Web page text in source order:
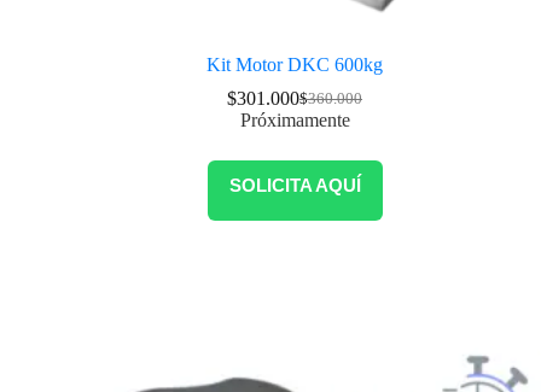
Kit Motor DKC 600kg
$360.000
$301.000
Próximamente
SOLICITA AQUÍ